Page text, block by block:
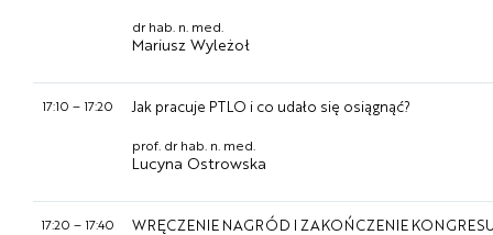
dr hab. n. med.
Mariusz Wyleżoł
17:10 – 17:20 Jak pracuje PTLO i co udało się osiągnąć?
prof. dr hab. n. med.
Lucyna Ostrowska
17:20 – 17:40 WRĘCZENIE NAGRÓD I ZAKOŃCZENIE